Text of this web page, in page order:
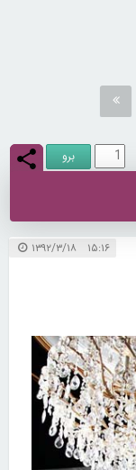
۱۵:۱۶ ۱۳۹۲/۳/۱۸